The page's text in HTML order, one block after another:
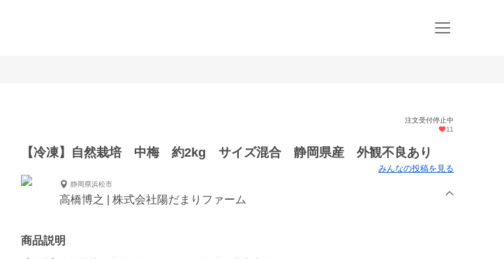
注文受付停止中
11
【冷凍】自然栽培 中梅 約2kg サイズ混合 静岡県産 外観不良あり
みんなの投稿を見る
静岡県浜松市
高橋博之 | 株式会社陽だまりファーム
商品説明